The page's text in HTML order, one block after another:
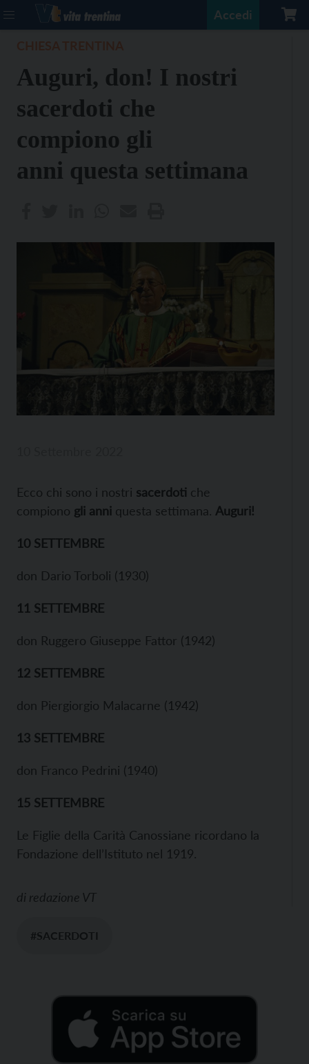
Accedi
Auguri, don! I nostri
sacerdoti che
compiono gli
anni questa settimana
Ecco chi sono i nostri sacerdoti che
compiono gli anni questa settimana. Auguri!
10 SETTEMBRE
don Dario Torboli (1930)
11 SETTEMBRE
don Ruggero Giuseppe Fattor (1942)
12 SETTEMBRE
don Piergiorgio Malacarne (1942)
13 SETTEMBRE
don Franco Pedrini (1940)
15 SETTEMBRE
Le Figlie della Carità Canossiane ricordano la
Fondazione dell’Istituto nel 1919.
di redazione VT
#SACERDOTI